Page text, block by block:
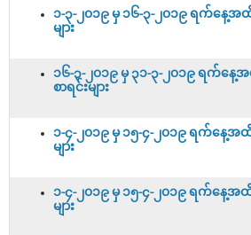
၁-၃-၂၀၁၉ မှ ၁၆-၃-၂၀၁၉ ရက်နေ့အ
များ
၁၆-၃-၂၀၁၉ မှ ၃၁-၃-၂၀၁၉ ရက်နေ့
စာရင်းများ
၁-၄-၂၀၁၉ မှ ၁၅-၄-၂၀၁၉ ရက်နေ့အ
များ
၁-၄-၂၀၁၉ မှ ၁၅-၄-၂၀၁၉ ရက်နေ့အ
များ